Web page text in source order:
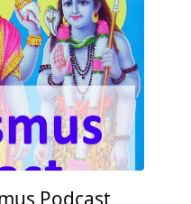
Podcast